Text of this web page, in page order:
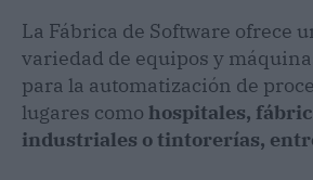
La Fábrica de Software ofrece
variedad de equipos y
para la automatización de
lugares como hospitales,
industriales o tintorerías,